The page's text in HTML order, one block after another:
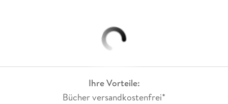
Ihre Vorteile:
Bücher versandkostenfrei*